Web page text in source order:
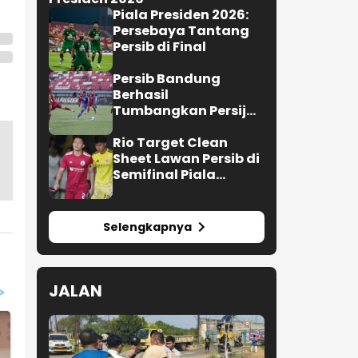
Persebaya Buru Juara Piala
Presiden 2026
Piala Presiden 2026:
Persebaya Tantang
Persib di Final
Persib Bandung
Berhasil
Tumbangkan Persija
Presiden 2026